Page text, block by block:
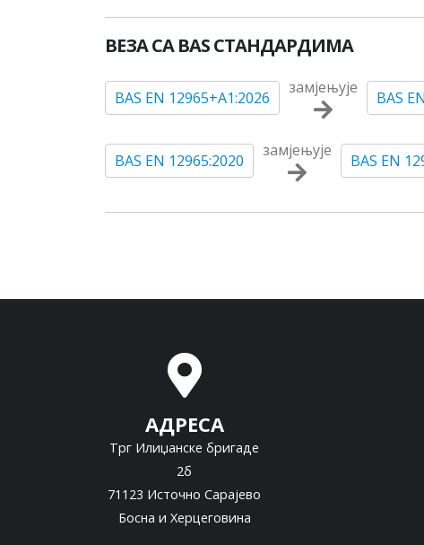
ВЕЗА СА BAS СТАНДАРДИМА
BAS EN 12965+A1:2026
замјењује
BAS
BAS EN 12965:2020
замјењује
BAS EN
АДРЕСА
Трг Илиџанске бригаде
2б
71123 Источно Сарајево
Босна и Херцеговина